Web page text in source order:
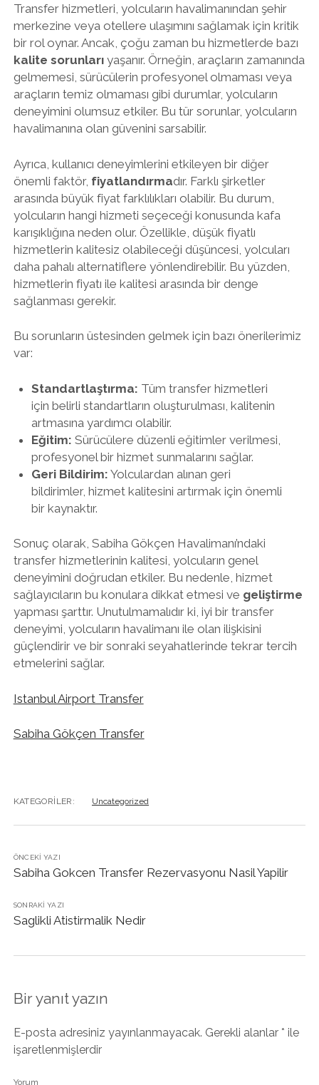
Transfer hizmetleri, yolcuların havalimanından şehir
merkezine veya otellere ulaşımını sağlamak için kritik
bir rol oynar. Ancak, çoğu zaman bu hizmetlerde bazı
kalite sorunlarıyaşanır. Örneğin, araçların zamanında
gelmemesi, sürücülerin profesyonel olmaması veya
araçların temiz olmaması gibi durumlar, yolcuların
deneyimini olumsuz etkiler. Bu tür sorunlar, yolcuların
havalimanına olan güvenini sarsabilir.
Ayrıca, kullanıcı deneyimlerini etkileyen bir diğer
önemli faktör, fiyatlandırmadır. Farklı şirketler
arasında büyük fiyat farklılıkları olabilir. Bu durum,
yolcuların hangi hizmeti seçeceği konusunda kafa
karışıklığına neden olur. Özellikle, düşük fiyatlı
hizmetlerin kalitesiz olabileceği düşüncesi, yolcuları
daha pahalı alternatiflere yönlendirebilir. Bu yüzden,
hizmetlerin fiyatı ile kalitesi arasında bir denge
sağlanması gerekir.
Bu sorunların üstesinden gelmek için bazı önerilerimiz
var:
Standartlaştırma: Tüm transfer hizmetleri
için belirli standartların oluşturulması, kalitenin
artmasına yardımcı olabilir.
Eğitim: Sürücülere düzenli eğitimler verilmesi,
profesyonel bir hizmet sunmalarını sağlar.
Geri Bildirim: Yolculardan alınan geri
bildirimler, hizmet kalitesini artırmak için önemli
bir kaynaktır.
Sonuç olarak, Sabiha Gökçen Havalimanı’ndaki
transfer hizmetlerinin kalitesi, yolcuların genel
deneyimini doğrudan etkiler. Bu nedenle, hizmet
sağlayıcıların bu konulara dikkat etmesi ve geliştirme
yapması şarttır. Unutulmamalıdır ki, iyi bir transfer
deneyimi, yolcuların havalimanı ile olan ilişkisini
güçlendirir ve bir sonraki seyahatlerinde tekrar tercih
etmelerini sağlar.
Istanbul Airport Transfer
Sabiha Gökçen Transfer
KATEGORILER: Uncategorized
ÖNCEKI YAZI
Sabiha Gokcen Transfer Rezervasyonu Nasil Yapilir
SONRAKI YAZI
Saglikli Atistirmalik Nedir
Bir yanıt yazın
E-posta adresiniz yayınlanmayacak. Gerekli alanlar * ile
işaretlenmişlerdir
Yorum